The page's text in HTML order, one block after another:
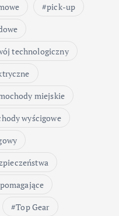
pick-up
technologiczny
miejskie
wyścigowe
Top Gear